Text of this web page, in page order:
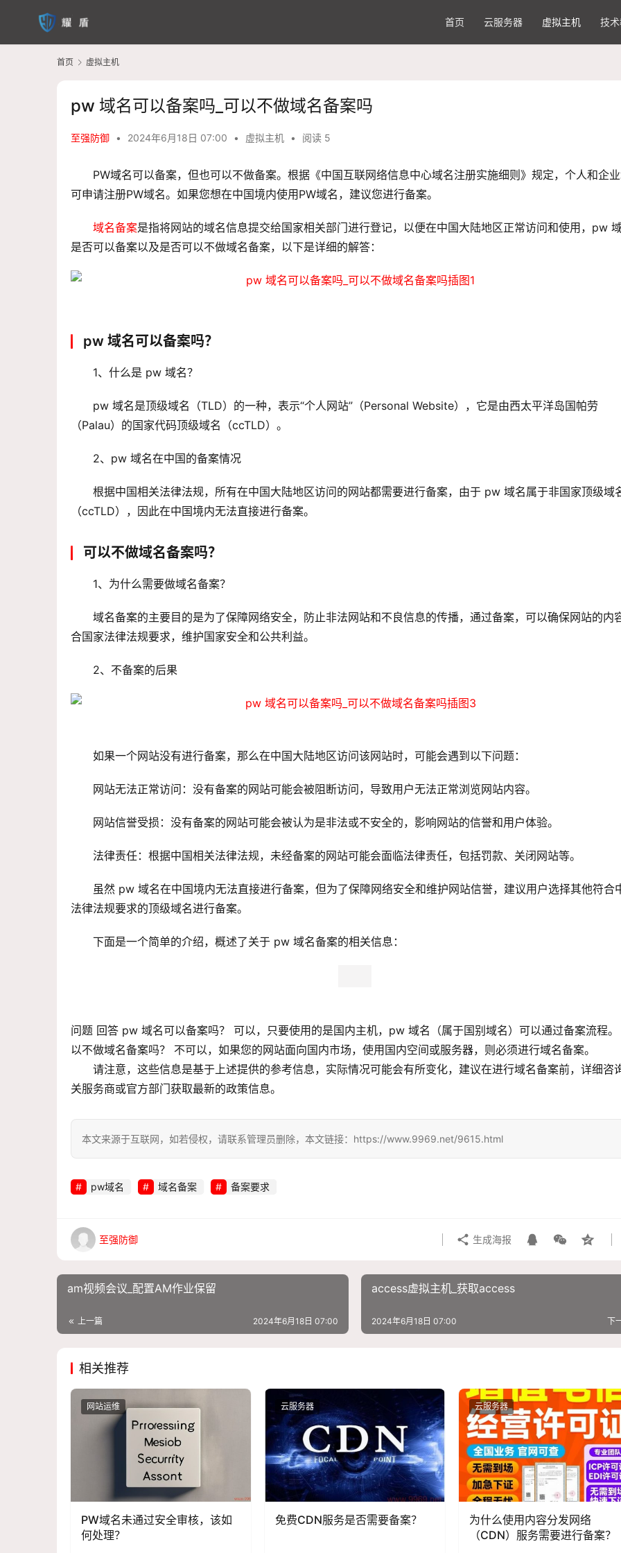
首页 云服务器 虚拟主机 技
首页 虚拟主机
pw 域名可以备案吗_可以不做域名备案吗
至强防御 • 2024年6月18日 07:00 • 虚拟主机 • 阅读 5
PW域名可以备案，但也可以不做备案。根据《中国互联网络信息中心域名注册实施细则》规定，个人和企
可申请注册PW域名。如果您想在中国境内使用PW域名，建议您进行备案。
域名备案是指将网站的域名信息提交给国家相关部门进行登记，以便在中国大陆地区正常访问和使用，pw
是否可以备案以及是否可以不做域名备案，以下是详细的解答：
pw 域名可以备案吗？
1、什么是 pw 域名？
pw 域名是顶级域名（TLD）的一种，表示“个人网站”（Personal Website），它是由西太平洋岛国帕劳
（Palau）的国家代码顶级域名（ccTLD）。
2、pw 域名在中国的备案情况
根据中国相关法律法规，所有在中国大陆地区访问的网站都需要进行备案，由于 pw 域名属于非国家顶级域
（ccTLD），因此在中国境内无法直接进行备案。
可以不做域名备案吗？
1、为什么需要做域名备案？
域名备案的主要目的是为了保障网络安全，防止非法网站和不良信息的传播，通过备案，可以确保网站的内
合国家法律法规要求，维护国家安全和公共利益。
2、不备案的后果
如果一个网站没有进行备案，那么在中国大陆地区访问该网站时，可能会遇到以下问题：
网站无法正常访问：没有备案的网站可能会被阻断访问，导致用户无法正常浏览网站内容。
网站信誉受损：没有备案的网站可能会被认为是非法或不安全的，影响网站的信誉和用户体验。
法律责任：根据中国相关法律法规，未经备案的网站可能会面临法律责任，包括罚款、关闭网站等。
虽然 pw 域名在中国境内无法直接进行备案，但为了保障网络安全和维护网站信誉，建议用户选择其他符合
法律法规要求的顶级域名进行备案。
下面是一个简单的介绍，概述了关于 pw 域名备案的相关信息：
问题 回答 pw 域名可以备案吗？ 可以，只要使用的是国内主机，pw 域名（属于国别域名）可以通过备案流程
以不做域名备案吗？ 不可以，如果您的网站面向国内市场，使用国内空间或服务器，则必须进行域名备案。
请注意，这些信息是基于上述提供的参考信息，实际情况可能会有所变化，建议在进行域名备案前，详细咨
关服务商或官方部门获取最新的政策信息。
本文来源于互联网，如若侵权，请联系管理员删除，本文链接：https://www.9969.net/9615.html
pw域名 域名备案 备案要求
至强防御 生成海报
am视频会议_配置AM作业保留
上一篇 2024年6月18日 07:00
access虚拟主机_获取access
下
2024年6月18日 07:00
相关推荐
网站运维
PW域名未通过安全审核，该如
何处理？
云服务器
免费CDN服务是否需要备案？
云服务器
为什么使用内容分发网络
（CDN）服务需要进行备案？